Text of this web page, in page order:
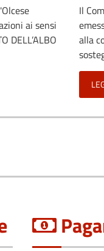
ai sensi
DELL’ALBO
Il
alla